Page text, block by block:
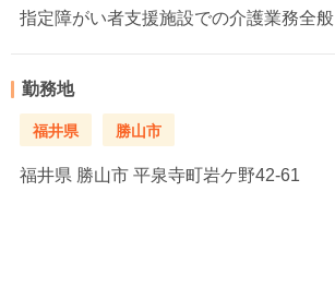
指定障がい者支援施設での介護業務全般
勤務地
福井県 勝山市
福井県 勝山市 平泉寺町岩ケ野42‐61